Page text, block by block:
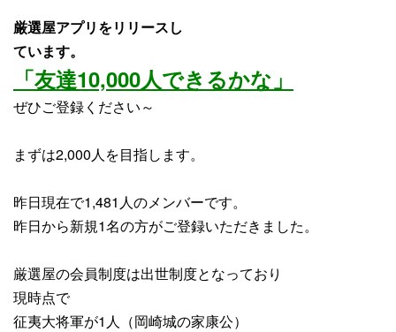
厳選屋アプリをリリースし
ています。
「友達10,000人できるかな」
ぜひご登録ください～
まずは2,000人を目指します。
昨日現在で1,481人のメンバーです。
昨日から新規1名の方がご登録いただきました。
厳選屋の会員制度は出世制度となっており
現時点で
征夷大将軍が1人（岡崎城の家康公）